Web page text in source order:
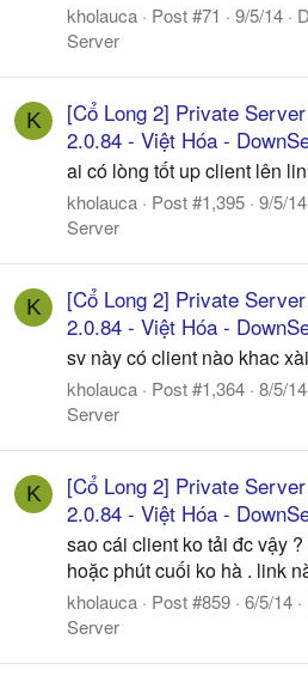
kholauca Post #71 9/5/14
Server
K
[Cổ Long 2] Private
2.0.84 - Việt Hóa -
ai có lòng tốt up client lên
kholauca Post #1,395 9/5/14
Server
K
[Cổ Long 2] Private
2.0.84 - Việt Hóa -
sv này có client nào khac
kholauca Post #1,364 8/5/14
Server
K
[Cổ Long 2] Private
2.0.84 - Việt Hóa -
sao cái client ko tải đc vậy
hoặc phút cuối ko hà . link
kholauca Post #859 6/5/14
Server